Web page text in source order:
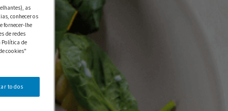
as
conhecer os
fornecer-lhe
de redes
Política de
cookies"
todos